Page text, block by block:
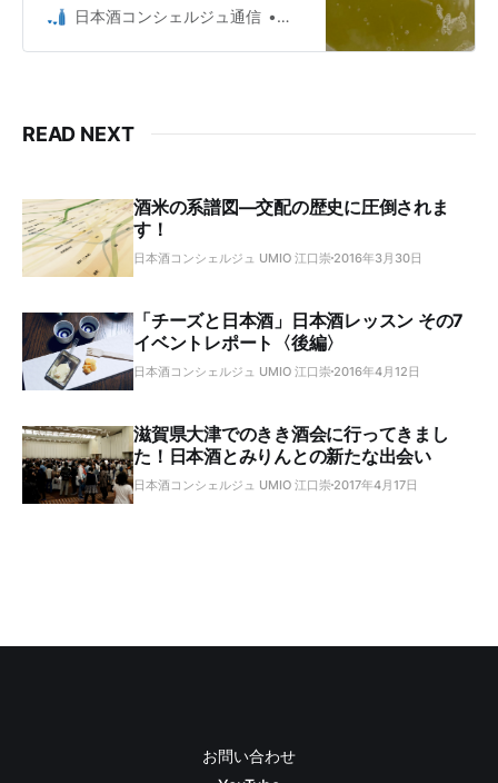
日本酒コンシェルジュ通信
日本酒コンシェルジュ Umio
READ NEXT
酒米の系譜図―交配の歴史に圧倒されま
す！
日本酒コンシェルジュ UMIO 江口崇 2016年3月30日
「チーズと日本酒」日本酒レッスン その7
イベントレポート〈後編〉
日本酒コンシェルジュ UMIO 江口崇 2016年4月12日
滋賀県大津でのきき酒会に行ってきまし
た！日本酒とみりんとの新たな出会い
日本酒コンシェルジュ UMIO 江口崇 2017年4月17日
お問い合わせ